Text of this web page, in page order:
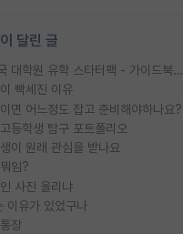
달린 글
[무료] 2026 미국 대학원 유학 스타터팩 - 가이드북 & 합격자 컨택메일 템플릿
빡세진 이유
면 어느정도 잡고 준비해야하나요?
등학생 탐구 포트폴리오
이 원래 관심을 받나요
임?
사진 올리냐
이유가 있었구나
장